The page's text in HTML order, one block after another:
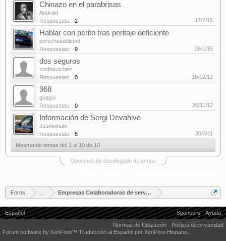
Chinazo en el parabrisas
Android
Respuestas:
2 17/2/15
Hablar con perito tras peritaje deficiente
porscheaddicted
Respuestas:
9 26/1/15
dos seguros
simbacoches
Respuestas:
0 16/12/12
968
guagui
Respuestas:
0 20/11/12
Información de Sergi Devahive
Juankimalo
Respuestas:
5
30/3/11
Mostrando temas del 1 al 10 de 10
Opciones de desplegado de temas
Foros Empresas Colaboradoras de servicios en general
Español Sponsors
Ayuda
Normas de Utilización
Política de privacidad
Forum software by XenForo™ Traducción al Español por XenForo Hispano.